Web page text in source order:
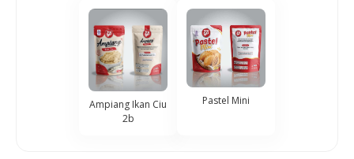
Ampiang Ikan Ciu
2b
Pastel Mini